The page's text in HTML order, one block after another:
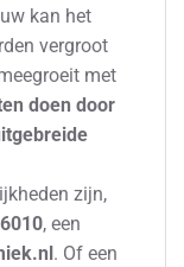
kan het
vergroot
met
doen door
zijn,
, een
. Of een